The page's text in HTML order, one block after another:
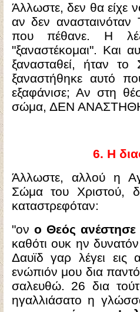
Άλλωστε, δεν θα είχε
αν δεν
που πέθανε. Η
"ξαναστέκομαι". Και
ξανασταθεί, ήταν
ξαναστήθηκε αυτό
εξαφάνισε; Αν στη
σώμα, ΔΕΝ
6. Η
Άλλωστε, αλλού η
Σώμα του Χριστού,
καταστρεφόταν:
"ον ο Θεός ανέστησε
καθότι ουκ ην
Δαυϊδ γαρ λέγει
ενώπιόν μου δια
σαλευθώ. 26 δια
ηγαλλιάσατο η